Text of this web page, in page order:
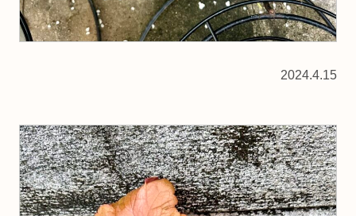
2024.4.15